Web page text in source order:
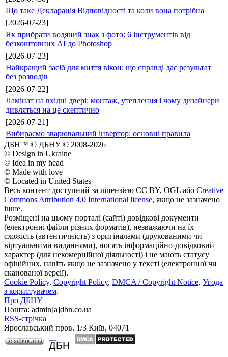
Що таке Декларація Відповідності та коли вона потрібна
[2026-07-23]
Як прибрати водяний знак з фото: 6 інструментів від
безкоштовних AI до Photoshop
[2026-07-23]
Найкращий засіб для миття вікон: що справді дає результат
без розводів
[2026-07-22]
Ламінат на вхідні двері: монтаж, утеплення і чому дизайнери
дивляться на це скептично
[2026-07-21]
Вибираємо зварювальний інвертор: основні правила
ДБН™ © ДБНУ © 2008-2026
© Design in Ukraine
© Idea in my head
© Made with love
© Located in United States
Весь контент доступний за ліцензією CC BY, OGL або Creative
Commons Attribution 4.0 International license, якщо не зазначено
інше.
Розміщені на цьому порталі (сайті) довідкові документи
(електронні файли різних форматів), незважаючи на їх
схожість (автентичність) з оригіналами (друкованими чи
віртуальними виданнями), носять інформаційно-довідковий
характер (для некомерційної діяльності) і не мають статусу
офіційних, навіть якщо це зазначено у тексті (електронної чи
сканованої версії).
Cookie Policy, Copyright Policy, DMCA / Copyright Notice, Угода
з користувачем.
Про ДБНУ
Пошта: admin[а]dbn.co.ua
RSS-стрічка
Ярославський пров. 1/3 Київ, 04071